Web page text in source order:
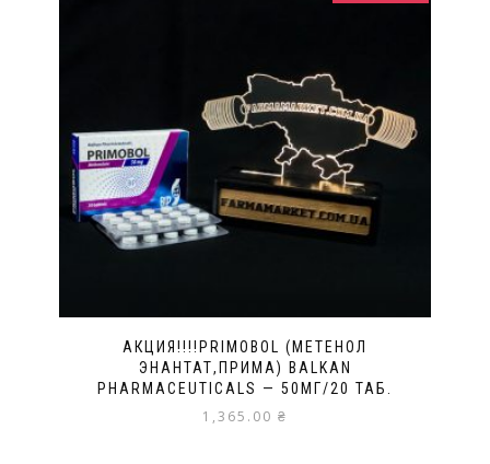
АКЦИЯ!!!!PRIMOBOL (МЕТЕНОЛ
ЭНАНТАТ,ПРИМА) BALKAN
PHARMACEUTICALS — 50МГ/20 ТАБ.
1,365.00 ₴